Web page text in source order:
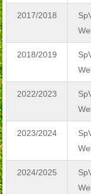
2017/2018
2018/2019
2022/2023
2023/2024
2024/2025